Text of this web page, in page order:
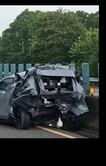
聯合報／ 記
道3號北向240.2公
生死亡車禍！1輛休
後方車輛疑未注意
送醫，其中1名女
酒駕，詳細肇事原
下午5時13分許，
，載著妻子方姓女